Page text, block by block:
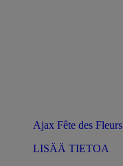
Ajax Fête des Fleurs
LISÄÄ TIETOA